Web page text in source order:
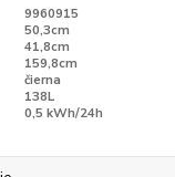
9960915
50,3cm
41,8cm
159,8cm
čierna
138L
0,5 kWh/24h